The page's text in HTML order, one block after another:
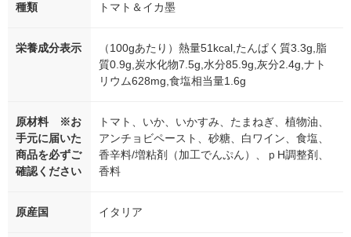
種類 トマト＆イカ墨
栄養成分表示
（100gあたり）熱量51kcal,たんぱく質3.3g,脂
質0.9g,炭水化物7.5g,水分85.9g,灰分2.4g,ナト
リウム628mg,食塩相当量1.6g
原材料 ※お
手元に届いた
商品を必ずご
確認ください
トマト、いか、いかすみ、たまねぎ、植物油、
アンチョビペースト、砂糖、白ワイン、食塩、
香辛料/増粘剤（加工でんぷん）、ｐH調整剤、
香料
原産国 イタリア